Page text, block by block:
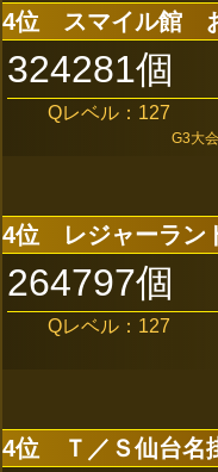
4位 スマイル館
324281個
Qレベル：127
G3大
4位 レジャーラン
264797個
Qレベル：127
4位 Ｔ／Ｓ仙台名